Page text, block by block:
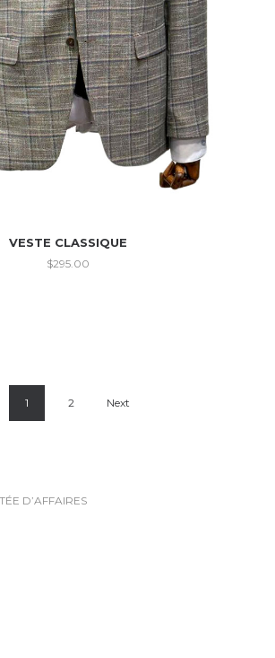
VESTE CLASSIQUE
$295.00
1 2 Next
D’AFFAIRES